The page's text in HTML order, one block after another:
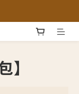
金醬」
金醬」